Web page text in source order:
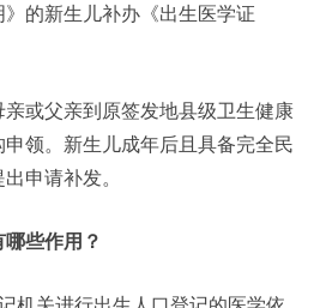
的新生儿补办《出生医学证
或父亲到原签发地县级卫生健康
领。新生儿成年后且具备完全民
申请补发。
哪些作用？